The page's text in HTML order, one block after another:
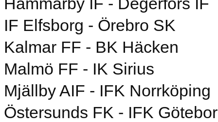
IF Elfsborg - Örebro SK
Kalmar FF - BK Häcken
Malmö FF - IK Sirius
Mjällby AIF - IFK Norrköping
Östersunds FK - IFK